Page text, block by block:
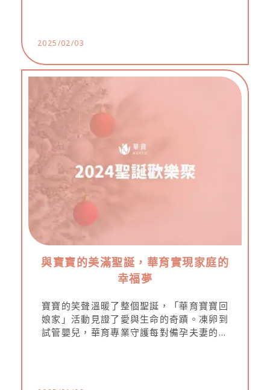
2025/02/03
與寶寶的美滿聖誕，華育實現家庭的
幸福夢
寶寶的笑聲溫暖了整個聖誕，「華育寶寶回
娘家」活動見證了愛與生命的奇蹟。凍卵到
試管嬰兒，華育專業守護每對備孕夫妻的幸